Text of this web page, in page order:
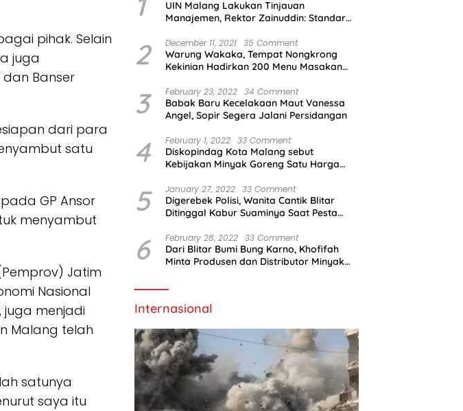
pihak. Selain
juga
dan Banser
dari para
satu
GP Ansor
menyambut
Jatim
Nasional
juga menjadi
Malang telah
satunya
saya itu
UIN Malang Lakukan Tinjauan
Manajemen, Rektor Zainuddin: Standar
2 December 11, 2021 35 Comment
Warung Wakaka, Tempat Nongkrong
Kekinian Hadirkan 200 Menu Masakan
3 February 23, 2022 34 Comment
Babak Baru Kecelakaan Maut Vanessa
Angel, Sopir Segera Jalani Persidangan
4 February 1, 2022 33 Comment
Diskopindag Kota Malang sebut
Kebijakan Minyak Goreng Satu Harga
5 January 27, 2022 33 Comment
Digerebek Polisi, Wanita Cantik Blitar
Ditinggal Kabur Suaminya Saat Pesta
6 February 28, 2022 33 Comment
Dari Blitar Bumi Bung Karno, Khofifah
Minta Produsen dan Distributor Minyak
Internasional